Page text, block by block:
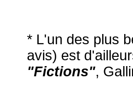
* L'un des plus
avis) est
"Fictions",